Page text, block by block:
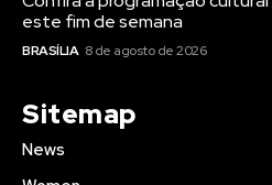
este fim de semana
BRASÍLIA 8 de agosto de 2026
Sitemap
News